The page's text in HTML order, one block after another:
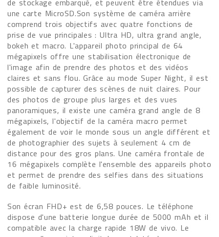
de stockage embarqué, et peuvent être étendues via
une carte MicroSD.Son système de caméra arrière
comprend trois objectifs avec quatre fonctions de
prise de vue principales : Ultra HD, ultra grand angle,
bokeh et macro. L'appareil photo principal de 64
mégapixels offre une stabilisation électronique de
l'image afin de prendre des photos et des vidéos
claires et sans flou. Grâce au mode Super Night, il est
possible de capturer des scènes de nuit claires. Pour
des photos de groupe plus larges et des vues
panoramiques, il existe une caméra grand angle de 8
mégapixels, l'objectif de la caméra macro permet
également de voir le monde sous un angle différent et
de photographier des sujets à seulement 4 cm de
distance pour des gros plans. Une caméra frontale de
16 mégapixels complète l'ensemble des appareils photo
et permet de prendre des selfies dans des situations
de faible luminosité.
Son écran FHD+ est de 6,58 pouces. Le téléphone
dispose d'une batterie longue durée de 5000 mAh et il
compatible avec la charge rapide 18W de vivo. Le